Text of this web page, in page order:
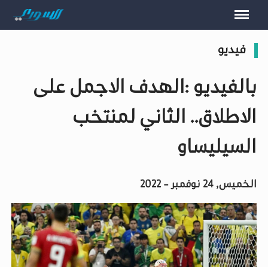
فيديو
بالفيديو :الهدف الاجمل على
الاطلاق.. الثاني لمنتخب
السيليساو
الخميس, 24 نوفمبر - 2022